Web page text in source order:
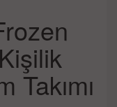
Takımı